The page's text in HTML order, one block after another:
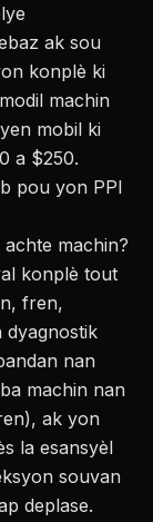
ak sou
konplè ki
machin
mobil ki
a $250.
pou yon PPI
machin?
konplè tout
fren,
dyagnostik
nan
machin nan
ak yon
la esansyèl
souvan
deplase.